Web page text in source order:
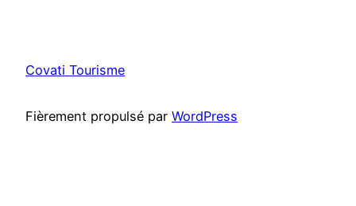
Covati Tourisme
Fièrement propulsé par WordPress